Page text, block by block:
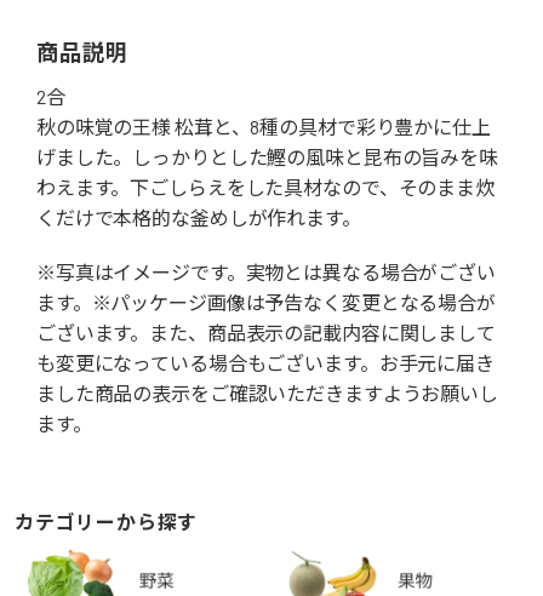
商品説明
2合
秋の味覚の王様 松茸と、8種の具材で彩り豊かに仕上
げました。しっかりとした鰹の風味と昆布の旨みを味
わえます。下ごしらえをした具材なので、そのまま炊
くだけで本格的な釜めしが作れます。
※写真はイメージです。実物とは異なる場合がござい
ます。※パッケージ画像は予告なく変更となる場合が
ございます。また、商品表示の記載内容に関しまして
も変更になっている場合もございます。お手元に届き
ました商品の表示をご確認いただきますようお願いし
ます。
カテゴリーから探す